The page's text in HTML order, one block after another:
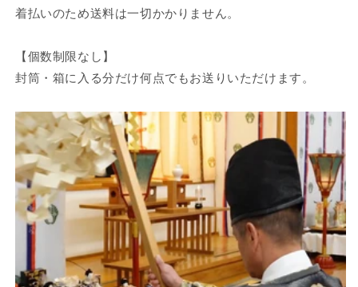
着払いのため送料は一切かかりません。
【個数制限なし】
封筒・箱に入る分だけ何点でもお送りいただけます。